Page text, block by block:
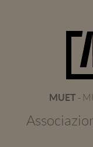
пользователям
MUET -